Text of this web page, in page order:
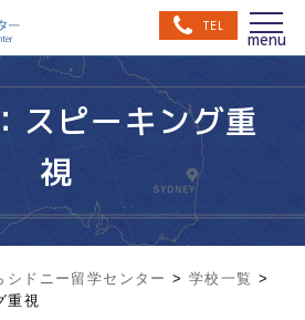
TEL
スピーキング重
視
ドニー留学センター >学校一覧 >
重視